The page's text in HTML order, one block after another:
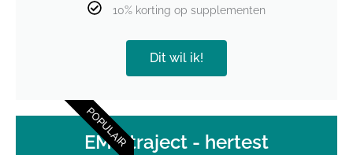
10% korting op supplementen
Dit wil ik!
POPULAIR
EMB traject - hertest